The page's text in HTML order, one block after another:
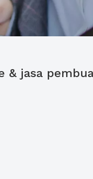
& jasa